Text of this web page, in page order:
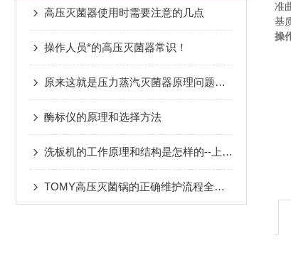
高压灭菌器使用时需要注意的几点
操作人员*的高压灭菌器常识！
原来这就是压力蒸汽灭菌器原理问题的实质！
酶标仪的原理和选择方法
洗板机的工作原理和结构是怎样的--上海莱岚生物
TOMY高压灭菌锅的正确维护流程全解析
准
基
操